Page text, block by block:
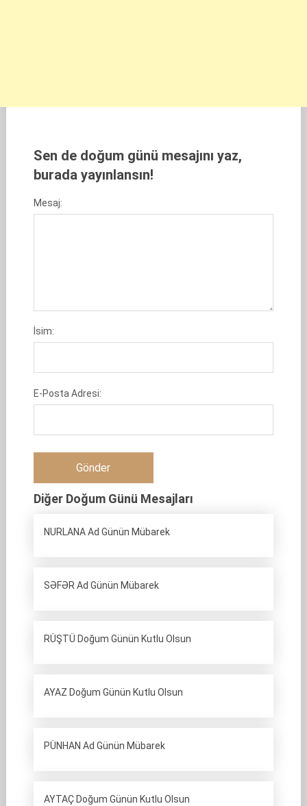
Sen de doğum günü mesajını yaz,
burada yayınlansın!
Mesaj:
İsim:
E-Posta Adresi:
Diğer Doğum Günü Mesajları
NURLANA Ad Günün Mübarek
SƏFƏR Ad Günün Mübarek
RÜŞTÜ Doğum Günün Kutlu Olsun
AYAZ Doğum Günün Kutlu Olsun
PÜNHAN Ad Günün Mübarek
AYTAÇ Doğum Günün Kutlu Olsun